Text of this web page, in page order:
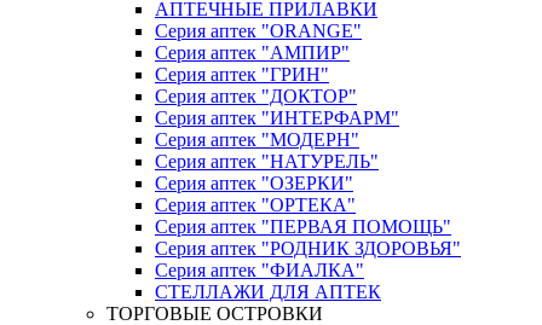
АПТЕЧНЫЕ ПРИЛАВКИ
Серия аптек "ORANGE"
Серия аптек "АМПИР"
Серия аптек "ГРИН"
Серия аптек "ДОКТОР"
Серия аптек "ИНТЕРФАРМ"
Серия аптек "МОДЕРН"
Серия аптек "НАТУРЕЛЬ"
Серия аптек "ОЗЕРКИ"
Серия аптек "ОРТЕКА"
Серия аптек "ПЕРВАЯ ПОМОЩЬ"
Серия аптек "РОДНИК ЗДОРОВЬЯ"
Серия аптек "ФИАЛКА"
СТЕЛЛАЖИ ДЛЯ АПТЕК
ТОРГОВЫЕ ОСТРОВКИ